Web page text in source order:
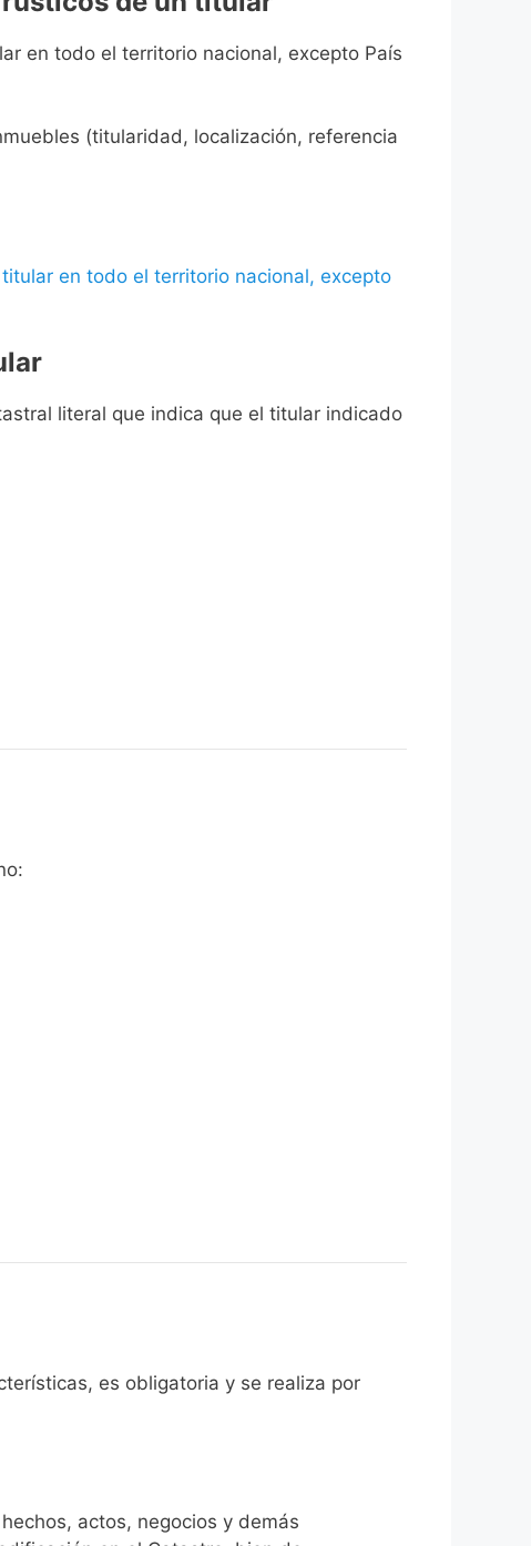
en todo el territorio nacional, excepto País
(titularidad, localización, referencia
en todo el territorio nacional, excepto
literal que indica que el titular indicado
es obligatoria y se realiza por
actos, negocios y demás